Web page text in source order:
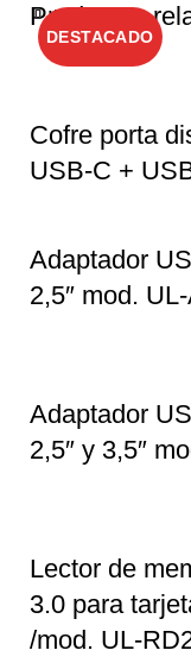
Productos
Cerrar
Cofre porta
USB-C +
DESTACADO
Cerrar
Adaptador
2,5″ mod.
Cerrar
Adaptador
2,5″ y 3,5″
Cerrar
Lector de
3.0 para
/mod. UL-
Cerrar
Cerrar
Cerrar
Cerrar
Cerrar
Cerrar